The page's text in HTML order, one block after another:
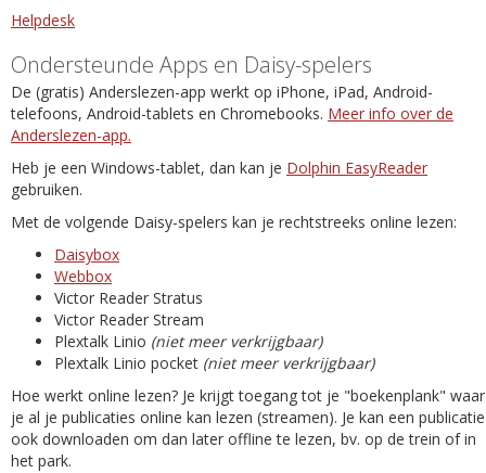
Helpdesk
Ondersteunde Apps en Daisy-spelers
De (gratis) Anderslezen-app werkt op iPhone, iPad, Android-
telefoons, Android-tablets en Chromebooks. Meer info over de
Anderslezen-app.
Heb je een Windows-tablet, dan kan je Dolphin EasyReader
gebruiken.
Met de volgende Daisy-spelers kan je rechtstreeks online lezen:
Daisybox
Webbox
Victor Reader Stratus
Victor Reader Stream
Plextalk Linio (niet meer verkrijgbaar)
Plextalk Linio pocket (niet meer verkrijgbaar)
Hoe werkt online lezen? Je krijgt toegang tot je "boekenplank" waar
je al je publicaties online kan lezen (streamen). Je kan een publicatie
ook downloaden om dan later offline te lezen, bv. op de trein of in
het park.